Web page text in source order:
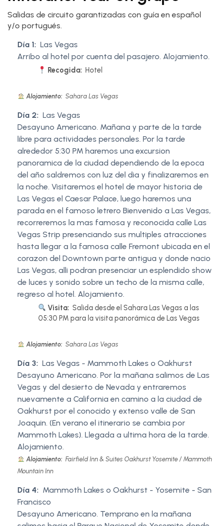
Salidas de circuito garantizadas con guía en español
y/o portugués.
Día 1: Las Vegas
Arribo al hotel por cuenta del pasajero. Alojamiento.
Recogida: Hotel
Alojamiento: Sahara Las Vegas
Día 2: Las Vegas
Desayuno Americano. Mañana y parte de la tarde
libre para actividades personales. Por la tarde
alrededor 5:30 PM haremos una excursion
panoramica de la ciudad dependiendo de la epoca
del año saldremos con luz del dia y finalizaremos en
la noche. Visitaremos el hotel de mayor historia de
Las Vegas el Caesar Palace, luego haremos una
parada en el famoso letrero Bienvenido a Las Vegas,
recorreremos la mas famosa y reconocida calle Las
Vegas Strip presenciando sus multiples atracciones
hasta llegar a la famosa calle Fremont ubicada en el
corazon del Downtown parte antigua y donde nacio
Las Vegas, alli podran presenciar un esplendido show
de luces y sonido sobre un techo de la misma calle,
regreso al hotel. Alojamiento.
Visita: Salida desde el Sahara Las Vegas a las
05:30 PM para la visita panorámica de Las Vegas
Alojamiento: Sahara Las Vegas
Día 3: Las Vegas - Mammoth Lakes o Oakhurst
Desayuno Americano. Por la mañana salimos de Las
Vegas y del desierto de Nevada y entraremos
nuevamente a California en camino a la ciudad de
Oakhurst por el conocido y extenso valle de San
Joaquin. (En verano el itinerario se cambia por
Mammoth Lakes). Llegada a ultima hora de la tarde.
Alojamiento.
Alojamiento: Fairfield Inn & Suites Oakhurst Yosemite / Mammoth
Mountain Inn
Día 4: Mammoth Lakes o Oakhurst - Yosemite - San
Francisco
Desayuno Americano. Temprano en la mañana